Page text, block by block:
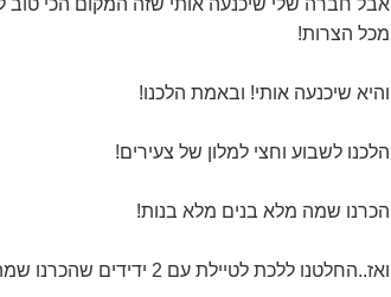
אבל חברה שלי שיכנעה אותי שזה המקום הכי טוב
מכל הצרות!
והיא שיכנעה אותי! ובאמת הלכנו!
הלכנו לשבוע וחצי למלון של צעירים!
הכרנו שמה מלא בנים מלא בנות!
ואז..החלטנו ללכת לטיילת עם 2 ידידים שהכרנו שמה!